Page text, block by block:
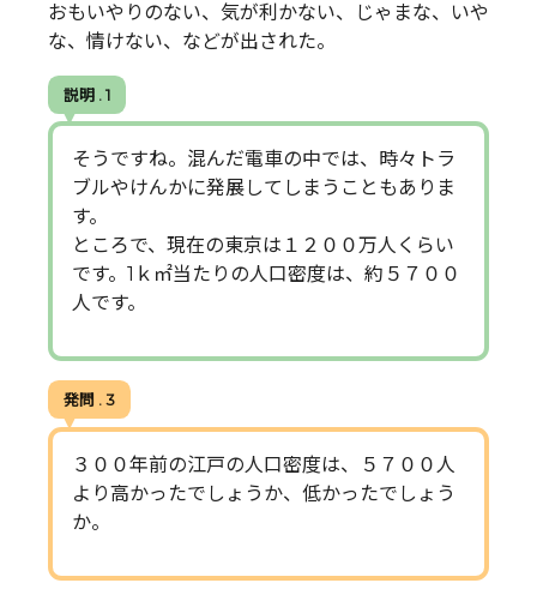
おもいやりのない、気が利かない、じゃまな、いや
な、情けない、などが出された。
説明 . 1
そうですね。混んだ電車の中では、時々トラ
ブルやけんかに発展してしまうこともありま
す。
ところで、現在の東京は１２００万人くらい
です。1ｋ㎡当たりの人口密度は、約５７００
人です。
発問 . 3
３００年前の江戸の人口密度は、５７００人
より高かったでしょうか、低かったでしょう
か。